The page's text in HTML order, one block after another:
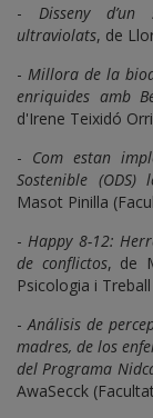
- Disseny
ultraviolats, de
- Millora de la
enriquides amb
d'Irene Teixidó
- Com estan
Sostenible (ODS)
Masot Pinilla
-Happy 8-12:
de conflictos, de
Psicologia i
-Análisis de
madres, de los
del Programa
AwaSecck